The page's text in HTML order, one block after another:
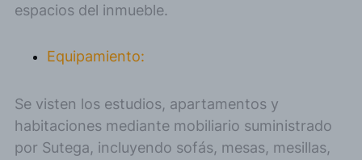
espacios del inmueble.
Equipamiento:
Se visten los estudios, apartamentos y
habitaciones mediante mobiliario suministrado
por Sutega, incluyendo sofás, mesas, mesillas,